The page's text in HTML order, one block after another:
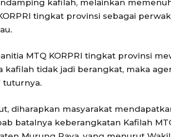
kafilah, melainkan
tingkat provinsi sebagai
MTQ KORPRI tingkat provinsi
tidak jadi berangkat, maka
tuturnya.
diharapkan masyarakat
batalnya keberangkatan Kafilah